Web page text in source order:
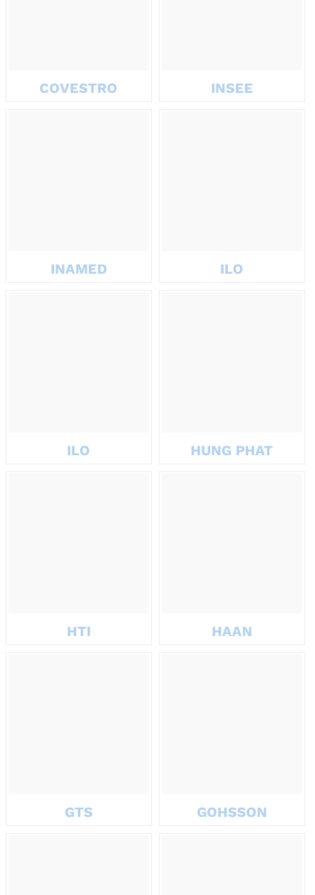
các hoạt động quảng bá thông thường khó đạt được. Ngoài ra,
nếu quà tặng doanh nghiệp ý nghĩa, mang tính cá nhân hóa hoặc
COVESTRO INSEE
INAMED ILO
ILO HUNG PHAT
HTI HAAN
GTS GOHSSON